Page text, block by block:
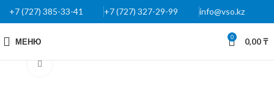
+7 (727) 385-33-41 +7 (727) 327-29-99 info@vso.kz
МЕНЮ 0 0,00₸